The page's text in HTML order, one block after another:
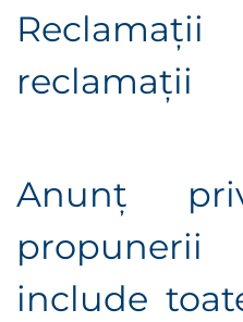
Reclamații
reclamații
Anunț
propunerii
include